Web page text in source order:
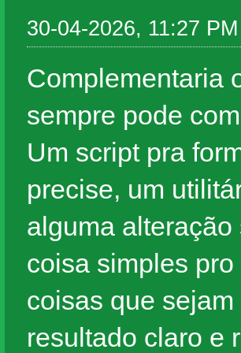
30-04-2026, 11:27 PM
Complementaria
sempre pode
Um script pra
precise, um
alguma
coisa simples
coisas que
resultado claro e